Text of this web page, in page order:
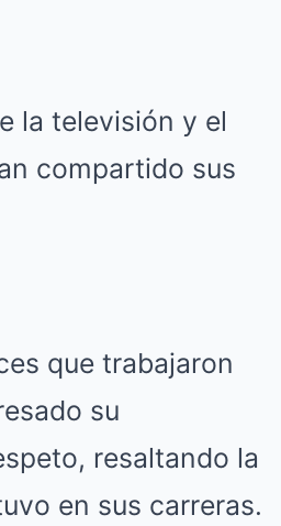
la televisión y el
compartido sus
que trabajaron
su
resaltando la
en sus carreras.